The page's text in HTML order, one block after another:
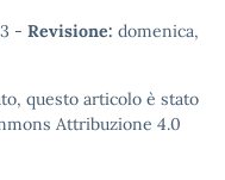
- Revisione: domenica,
questo articolo è stato
Attribuzione 4.0